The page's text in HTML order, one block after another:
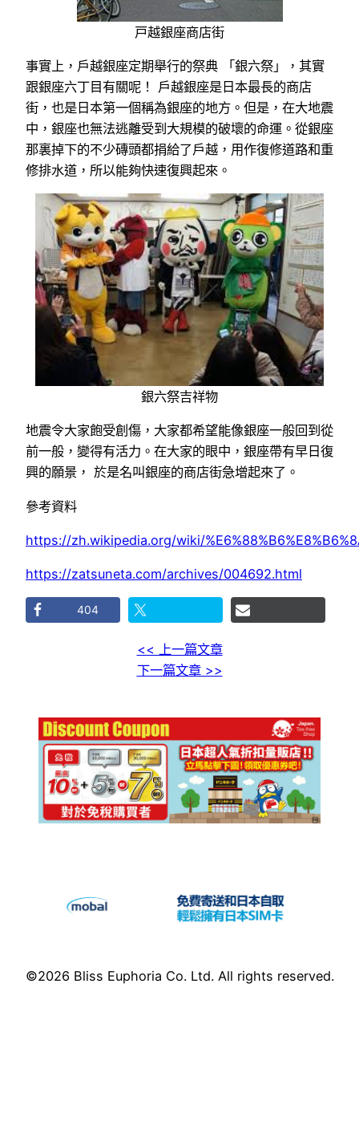
戸越銀座商店街
事實上，戶越銀座定期舉行的祭典 「銀六祭」，其實
跟銀座六丁目有關呢！ 戶越銀座是日本最長的商店
街，也是日本第一個稱為銀座的地方。但是，在大地震
中，銀座也無法逃離受到大規模的破壞的命運。從銀座
那裏掉下的不少磚頭都捐給了戶越，用作復修道路和重
修排水道，所以能夠快速復興起來。
銀六祭吉祥物
地震令大家飽受創傷，大家都希望能像銀座一般回到從
前一般，變得有活力。在大家的眼中，銀座帶有早日復
興的願景， 於是名叫銀座的商店街急增起來了。
參考資料
https://zh.wikipedia.org/wiki/
https://zatsuneta.com/archives/004692.html
404
<< 上一篇文章
下一篇文章 >>
©2026 Bliss Euphoria Co. Ltd. All rights reserved.